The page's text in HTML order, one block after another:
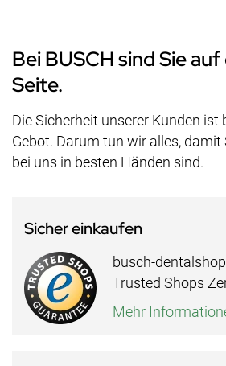
Bei BUSCH sind Sie
Seite.
Die Sicherheit unserer Kunden ist
Gebot. Darum tun wir alles, damit
bei uns in besten Händen sind.
Sicher einkaufen
busch-
Trusted Shops
Mehr